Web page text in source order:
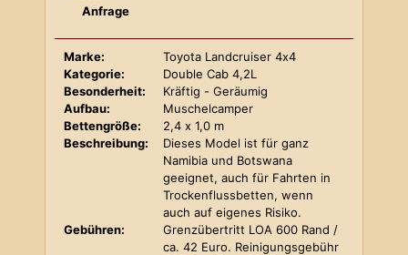
Anfrage
Marke:
Toyota Landcruiser 4x4
Kategorie:
Double Cab 4,2L
Besonderheit:
Kräftig - Geräumig
Aufbau:
Muschelcamper
Bettengröße:
2,4 x 1,0 m
Beschreibung:
Dieses Model ist für ganz
Namibia und Botswana
geeignet, auch für Fahrten in
Trockenflussbetten, wenn
auch auf eigenes Risiko.
Gebühren:
Grenzübertritt LOA 600 Rand /
ca. 42 Euro. Reinigungsgebühr